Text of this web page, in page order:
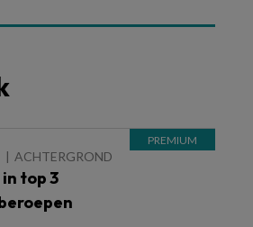
ACHTERGROND
top 3